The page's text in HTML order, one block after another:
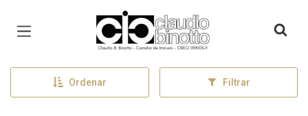
Página inicial
Ordenar Filtrar